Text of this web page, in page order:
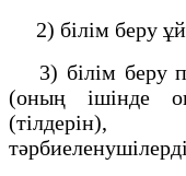
2) білім беру
3) білім беру
(оның ішінде
(тілдерін),